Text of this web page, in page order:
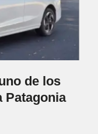
de los
Patagonia